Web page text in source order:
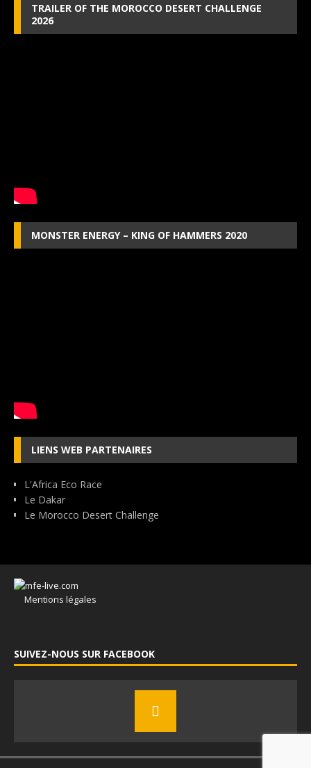
TRAILER OF THE MOROCCO DESERT CHALLENGE
2026
MONSTER ENERGY – KING OF HAMMERS 2020
LIENS WEB PARTENAIRES
L'Africa Eco Race
Le Dakar
Le Morocco Desert Challenge
Mentions légales
SUIVEZ-NOUS SUR FACEBOOK